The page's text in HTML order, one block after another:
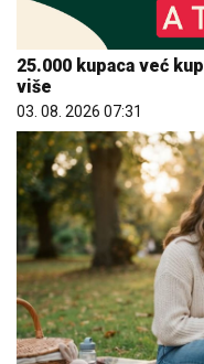
25.000 kupaca već
više
03. 08. 2026 07:31